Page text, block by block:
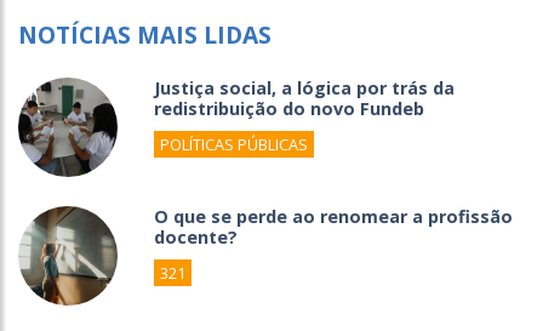
NOTÍCIAS MAIS LIDAS
Justiça social, a lógica por trás da
redistribuição do novo Fundeb
POLÍTICAS PÚBLICAS
O que se perde ao renomear a profissão
docente?
321